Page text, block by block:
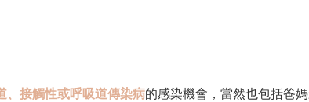
、接觸性或呼吸道傳染病的感染機會，當然也包括爸媽